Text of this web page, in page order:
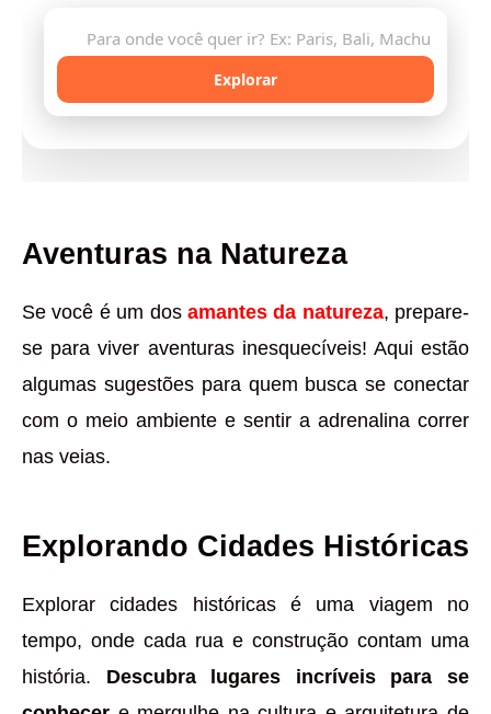
Explorar
Aventuras na Natureza
Se você é um dos amantes da natureza, prepare-
se para viver aventuras inesquecíveis! Aqui estão
algumas sugestões para quem busca se conectar
com o meio ambiente e sentir a adrenalina correr
nas veias.
Explorando Cidades Históricas
Explorar cidades históricas é uma viagem no
tempo, onde cada rua e construção contam uma
história. Descubra lugares incríveis para se